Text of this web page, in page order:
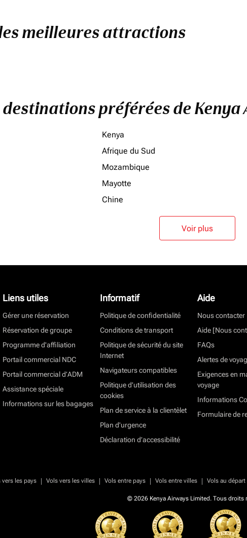
meilleures attractions
préférées de Kenya
Kenya
Afrique du Sud
Mozambique
Mayotte
Chine
Voir plus
Liens utiles
Gérer une réservation
Réservation de groupe
Programme d'affiliation
Portail commercial NDC
Portail commercial d’ADM
Assistance spéciale
Informations sur les bagages
Informatif
Politique de confidentialité
Conditions de transport
Politique de sécurité du site
Internet
Navigateurs compatibles
Politique d’utilisation des
cookies
Plan de service à la clientèlet
Plan d'urgence
Déclaration d’accessibilité
Aide
Nous contacter
Aide [Nous
FAQs
Alertes de
Exigences en
voyage
Informations
Formulaire de
vers les pays | Vols vers les villes | Vols entre pays | Vols entre villes | Vols au
© 2026 Kenya Airways Limited. Tous droits